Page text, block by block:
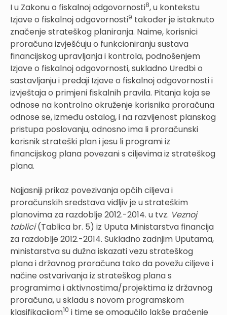
I u Zakonu o fiskalnoj odgovornosti8, u kontekstu
Izjave o fiskalnoj odgovornosti9 također je istaknuto
značenje strateškog planiranja. Naime, korisnici
proračuna izvješćuju o funkcioniranju sustava
financijskog upravljanja i kontrola, podnošenjem
Izjave o fiskalnoj odgovornosti, sukladno Uredbi o
sastavljanju i predaji Izjave o fiskalnoj odgovornosti i
izvještaja o primjeni fiskalnih pravila. Pitanja koja se
odnose na kontrolno okruženje korisnika proračuna
odnose se, između ostalog, i na razvijenost planskog
pristupa poslovanju, odnosno ima li proračunski
korisnik strateški plan i jesu li programi iz
financijskog plana povezani s ciljevima iz strateškog
plana.
Najjasniji prikaz povezivanja općih ciljeva i
proračunskih sredstava vidljiv je u strateškim
planovima za razdoblje 2012.-2014. u tvz. Veznoj
tablici(Tablica br. 5) iz Uputa Ministarstva financija
za razdoblje 2012.-2014. Sukladno zadnjim Uputama,
ministarstva su dužna iskazati vezu strateškog
plana i državnog proračuna tako da povežu ciljeve i
načine ostvarivanja iz strateškog plana s
programima i aktivnostima/projektima iz državnog
proračuna, u skladu s novom programskom
klasifikacijom10 i time se omogućilo lakše praćenje